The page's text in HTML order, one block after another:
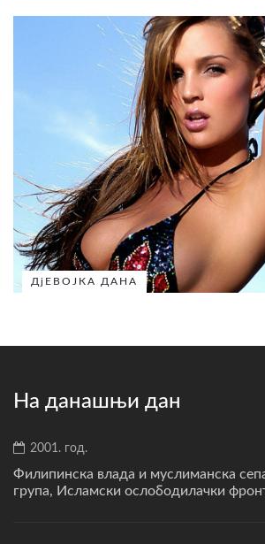
ДјЕВОЈКА ДАНА
На данашњи дан
2001. год.
Филипинска влада и муслиманска
група, Исламски ослободилачки